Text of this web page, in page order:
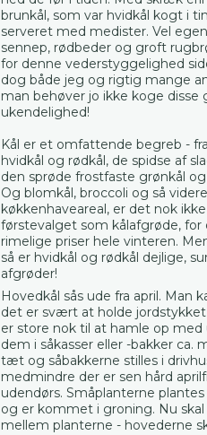
brunkål, som var hvidkål kogt i
serveret med medister. Vel
sennep, rødbeder og groft
for denne vederstyggelighed
dog både jeg og rigtig mange
man behøver jo ikke koge disse
ukendelighed!
Kål er et omfattende begreb -
hvidkål og rødkål, de spidse af
den sprøde frostfaste grønkål
Og blomkål, broccoli og så
køkkenhaveareal, er det nok
førstevalget som kålafgrøde, for
rimelige priser hele vinteren.
så er hvidkål og rødkål dejlige,
afgrøder!
Hovedkål sås ude fra april. Man
det er svært at holde
er store nok til at hamle op
dem i såkasser eller -bakker ca.
tæt og såbakkerne stilles i
medmindre der er sen hård
udendørs. Småplanterne
og er kommet i groning. Nu
mellem planterne - hovederne